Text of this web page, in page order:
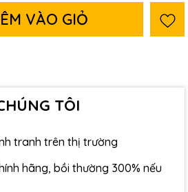
VÀO GIỎ
TÔI
tranh trên thị trường
hãng, bồi thường 300% nếu